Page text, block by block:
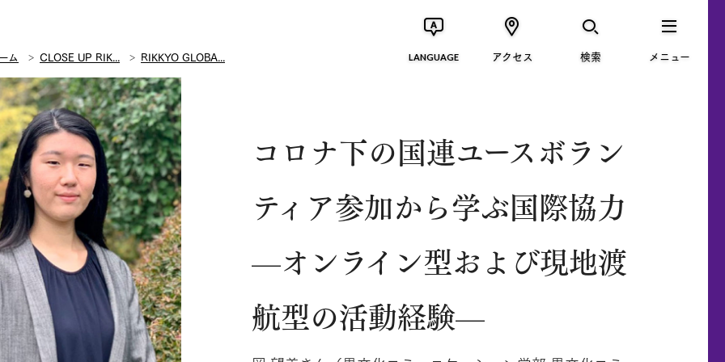
ム CLOSE UP RIK... RIKKYO GLOBA... LANGUAGE アクセス 検索 メニュー
コロナ下の国連ユースボラン
ティア参加から学ぶ国際協力
—オンライン型および現地渡
航型の活動経験—